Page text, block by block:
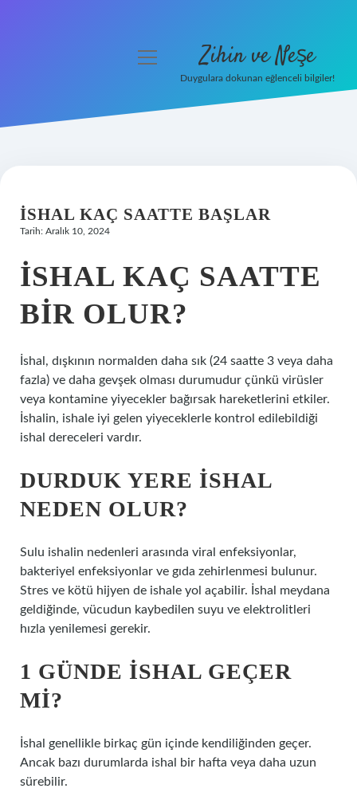
Hakkımızda
menüyü
Zihin ve Neşe
Duygulara dokunan eğlenceli bilgiler!
İSHAL KAÇ SAATTE BAŞLAR
Tarih: Aralık 10, 2024
İSHAL KAÇ SAATTE
BIR OLUR?
İshal, dışkının normalden daha sık (24 saatte 3 veya daha
fazla) ve daha gevşek olması durumudur çünkü virüsler
veya kontamine yiyecekler bağırsak hareketlerini etkiler.
İshalin, ishale iyi gelen yiyeceklerle kontrol edilebildiği
ishal dereceleri vardır.
DURDUK YERE ISHAL
NEDEN OLUR?
Sulu ishalin nedenleri arasında viral enfeksiyonlar,
bakteriyel enfeksiyonlar ve gıda zehirlenmesi bulunur.
Stres ve kötü hijyen de ishale yol açabilir. İshal meydana
geldiğinde, vücudun kaybedilen suyu ve elektrolitleri
hızla yenilemesi gerekir.
1 GÜNDE ISHAL GEÇER
MI?
İshal genellikle birkaç gün içinde kendiliğinden geçer.
Ancak bazı durumlarda ishal bir hafta veya daha uzun
sürebilir.